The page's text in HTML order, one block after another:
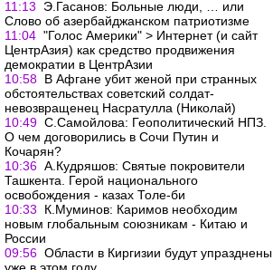
11:13
Э.Гасанов: Больные люди, … или
Cлово об азербайджанском патриотизме
11:04 "Голос Америки" > Интернет (и сайт
ЦентрАзия) как средство продвижения
демократии в ЦентрАзии
10:58 В Афгане убит женой при странных
обстоятельствах советский солдат-
невозвращенец Насратулла (Николай)
10:49 C.Cамойлова: Геополитический НПЗ.
О чем договорились в Сочи Путин и
Кочарян?
10:36 А.Кудряшов: Святые покровители
Ташкента. Герой национального
освобождения - казах Толе-би
10:33
К.Муминов: Каримов необходим
новым глобальным союзникам - Китаю и
России
09:56 Области в Киргизии будут упразднены